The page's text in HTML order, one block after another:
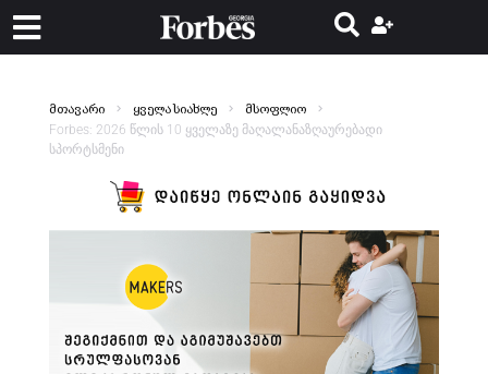
მთავარი ყველა სიახლე მსოფლიო
Forbes: 2026 წლის 10 ყველაზე მაღალანაზღაურებადი
სპორტსმენი